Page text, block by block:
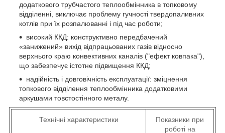
додаткового трубчастого теплообмінника в топковому
відділенні, виключає проблему гучності твердопаливних
котлів при їх розпалюванні і під час роботи;
високий ККД: конструктивно передбачений
«занижений» вихід відпрацьованих газів відносно
верхнього краю конвективних каналів ("ефект ковпака"),
що забезпечує істотне підвищення ККД;
надійність і довговічність експлуатації: зміцнення
топкового відділення теплообмінника додатковими
аркушами товстостінного металу.
Технічні характеристики
Показники при
роботі на